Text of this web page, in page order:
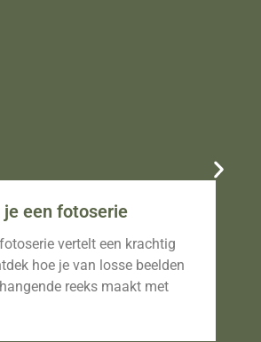
je een fotoserie
vertelt een krachtig
hoe je van losse beelden
reeks maakt met